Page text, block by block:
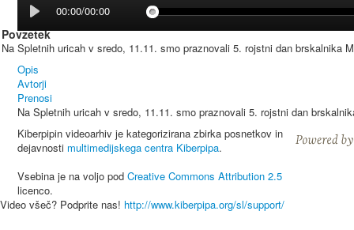
00:00/00:00
Povzetek
Na Spletnih uricah v sredo, 11.11. smo praznovali 5. rojstni dan brskalnika
Opis
Avtorji
Prenosi
Na Spletnih uricah v sredo, 11.11. smo praznovali 5. rojstni dan
Kiberpipin videoarhiv je kategorizirana zbirka posnetkov in
dejavnosti multimedijskega centra Kiberpipa.
Vsebina je na voljo pod Creative Commons Attribution 2.5
licenco.
Video všeč? Podprite nas! http://www.kiberpipa.org/sl/support/